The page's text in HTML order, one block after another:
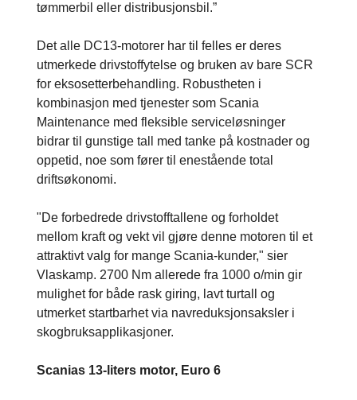
tømmerbil eller distribusjonsbil.”
Det alle DC13-motorer har til felles er deres
utmerkede drivstoffytelse og bruken av bare SCR
for eksosetterbehandling. Robustheten i
kombinasjon med tjenester som Scania
Maintenance med fleksible serviceløsninger
bidrar til gunstige tall med tanke på kostnader og
oppetid, noe som fører til enestående total
driftsøkonomi.
"De forbedrede drivstofftallene og forholdet
mellom kraft og vekt vil gjøre denne motoren til et
attraktivt valg for mange Scania-kunder," sier
Vlaskamp. 2700 Nm allerede fra 1000 o/min gir
mulighet for både rask giring, lavt turtall og
utmerket startbarhet via navreduksjonsaksler i
skogbruksapplikasjoner.
Scanias 13-liters motor, Euro 6